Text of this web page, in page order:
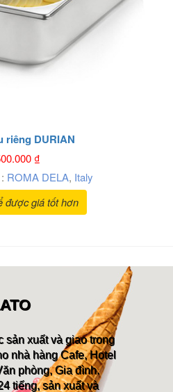
riêng DURIAN
₫
ROMA DELA, Italy
được giá tốt hơn
sản xuất và giao trong
nhà hàng Cafe, Hotel
phòng, Gia đình.
tiếng, sản xuất và